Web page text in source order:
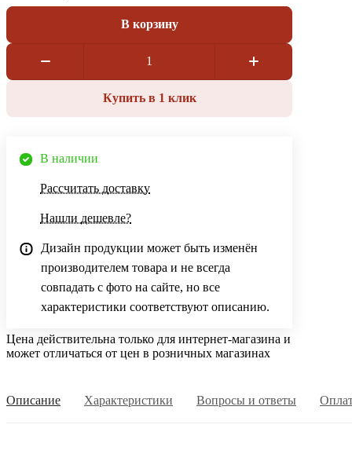
В корзину
Купить в 1 клик
В наличии
Рассчитать доставку
Нашли дешевле?
Дизайн продукции может быть изменён
производителем товара и не всегда
совпадать с фото на сайте, но все
характеристики соответствуют описанию.
Цена действительна только для интернет-магазина и
может отличаться от цен в розничных магазинах
Описание Характеристики Вопросы и ответы